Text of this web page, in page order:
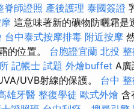
脊師證照 產後護理 泰國簽證
這意味著新的礦物防曬霜是
台中泰式按摩排毒 附近按摩
的位置。 台胞證宜蘭 北投 整
記帳士 試題 外燴buffet A廣
UVB射線的保護。 台中 整
雄牙醫 整復學徒 歐式外燴 含